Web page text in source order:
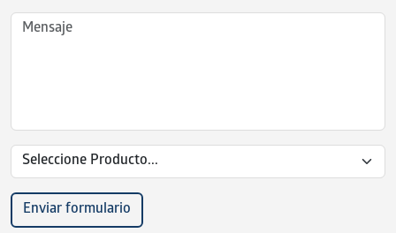
Productos